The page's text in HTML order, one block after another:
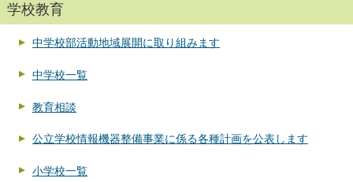
学校教育
中学校部活動地域展開に取り組みます
中学校一覧
教育相談
公立学校情報機器整備事業に係る各種計画を公表します
小学校一覧